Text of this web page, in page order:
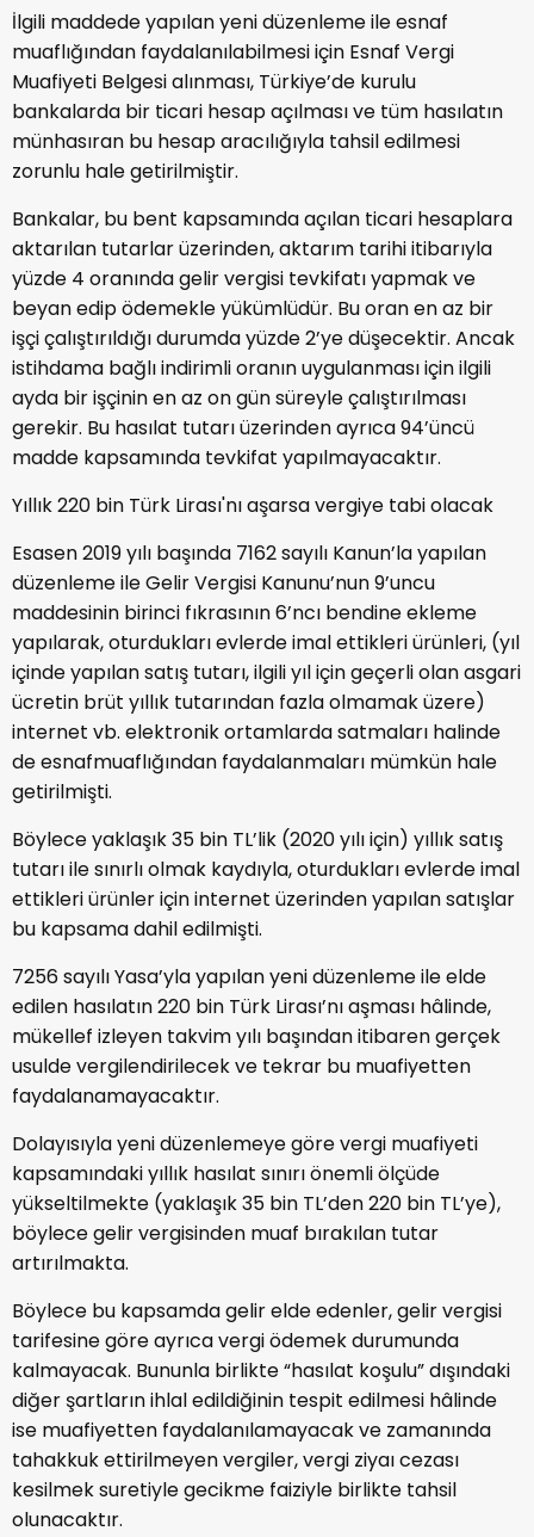
İlgili maddede yapılan yeni düzenleme ile esnaf
muaflığından faydalanılabilmesi için Esnaf Vergi
Muafiyeti Belgesi alınması, Türkiye’de kurulu
bankalarda bir ticari hesap açılması ve tüm hasılatın
münhasıran bu hesap aracılığıyla tahsil edilmesi
zorunlu hale getirilmiştir.
Bankalar, bu bent kapsamında açılan ticari hesaplara
aktarılan tutarlar üzerinden, aktarım tarihi itibarıyla
yüzde 4 oranında gelir vergisi tevkifatı yapmak ve
beyan edip ödemekle yükümlüdür. Bu oran en az bir
işçi çalıştırıldığı durumda yüzde 2’ye düşecektir. Ancak
istihdama bağlı indirimli oranın uygulanması için ilgili
ayda bir işçinin en az on gün süreyle çalıştırılması
gerekir. Bu hasılat tutarı üzerinden ayrıca 94’üncü
madde kapsamında tevkifat yapılmayacaktır.
Yıllık 220 bin Türk Lirası'nı aşarsa vergiye tabi olacak
Esasen 2019 yılı başında 7162 sayılı Kanun’la yapılan
düzenleme ile Gelir Vergisi Kanunu’nun 9’uncu
maddesinin birinci fıkrasının 6’ncı bendine ekleme
yapılarak, oturdukları evlerde imal ettikleri ürünleri, (yıl
içinde yapılan satış tutarı, ilgili yıl için geçerli olan asgari
ücretin brüt yıllık tutarından fazla olmamak üzere)
internet vb. elektronik ortamlarda satmaları halinde
de esnafmuaflığından faydalanmaları mümkün hale
getirilmişti.
Böylece yaklaşık 35 bin TL’lik (2020 yılı için) yıllık satış
tutarı ile sınırlı olmak kaydıyla, oturdukları evlerde imal
ettikleri ürünler için internet üzerinden yapılan satışlar
bu kapsama dahil edilmişti.
7256 sayılı Yasa’yla yapılan yeni düzenleme ile elde
edilen hasılatın 220 bin Türk Lirası’nı aşması hâlinde,
mükellef izleyen takvim yılı başından itibaren gerçek
usulde vergilendirilecek ve tekrar bu muafiyetten
faydalanamayacaktır.
Dolayısıyla yeni düzenlemeye göre vergi muafiyeti
kapsamındaki yıllık hasılat sınırı önemli ölçüde
yükseltilmekte (yaklaşık 35 bin TL’den 220 bin TL’ye),
böylece gelir vergisinden muaf bırakılan tutar
artırılmakta.
Böylece bu kapsamda gelir elde edenler, gelir vergisi
tarifesine göre ayrıca vergi ödemek durumunda
kalmayacak. Bununla birlikte “hasılat koşulu” dışındaki
diğer şartların ihlal edildiğinin tespit edilmesi hâlinde
ise muafiyetten faydalanılamayacak ve zamanında
tahakkuk ettirilmeyen vergiler, vergi ziyaı cezası
kesilmek suretiyle gecikme faiziyle birlikte tahsil
olunacaktır.